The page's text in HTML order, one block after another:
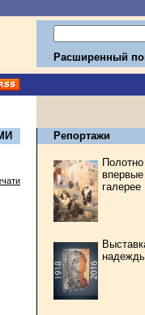
Расширенный
Репортажи
впервые
галерее